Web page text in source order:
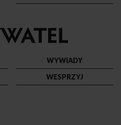
strony
WYWIADY
WESPRZYJ